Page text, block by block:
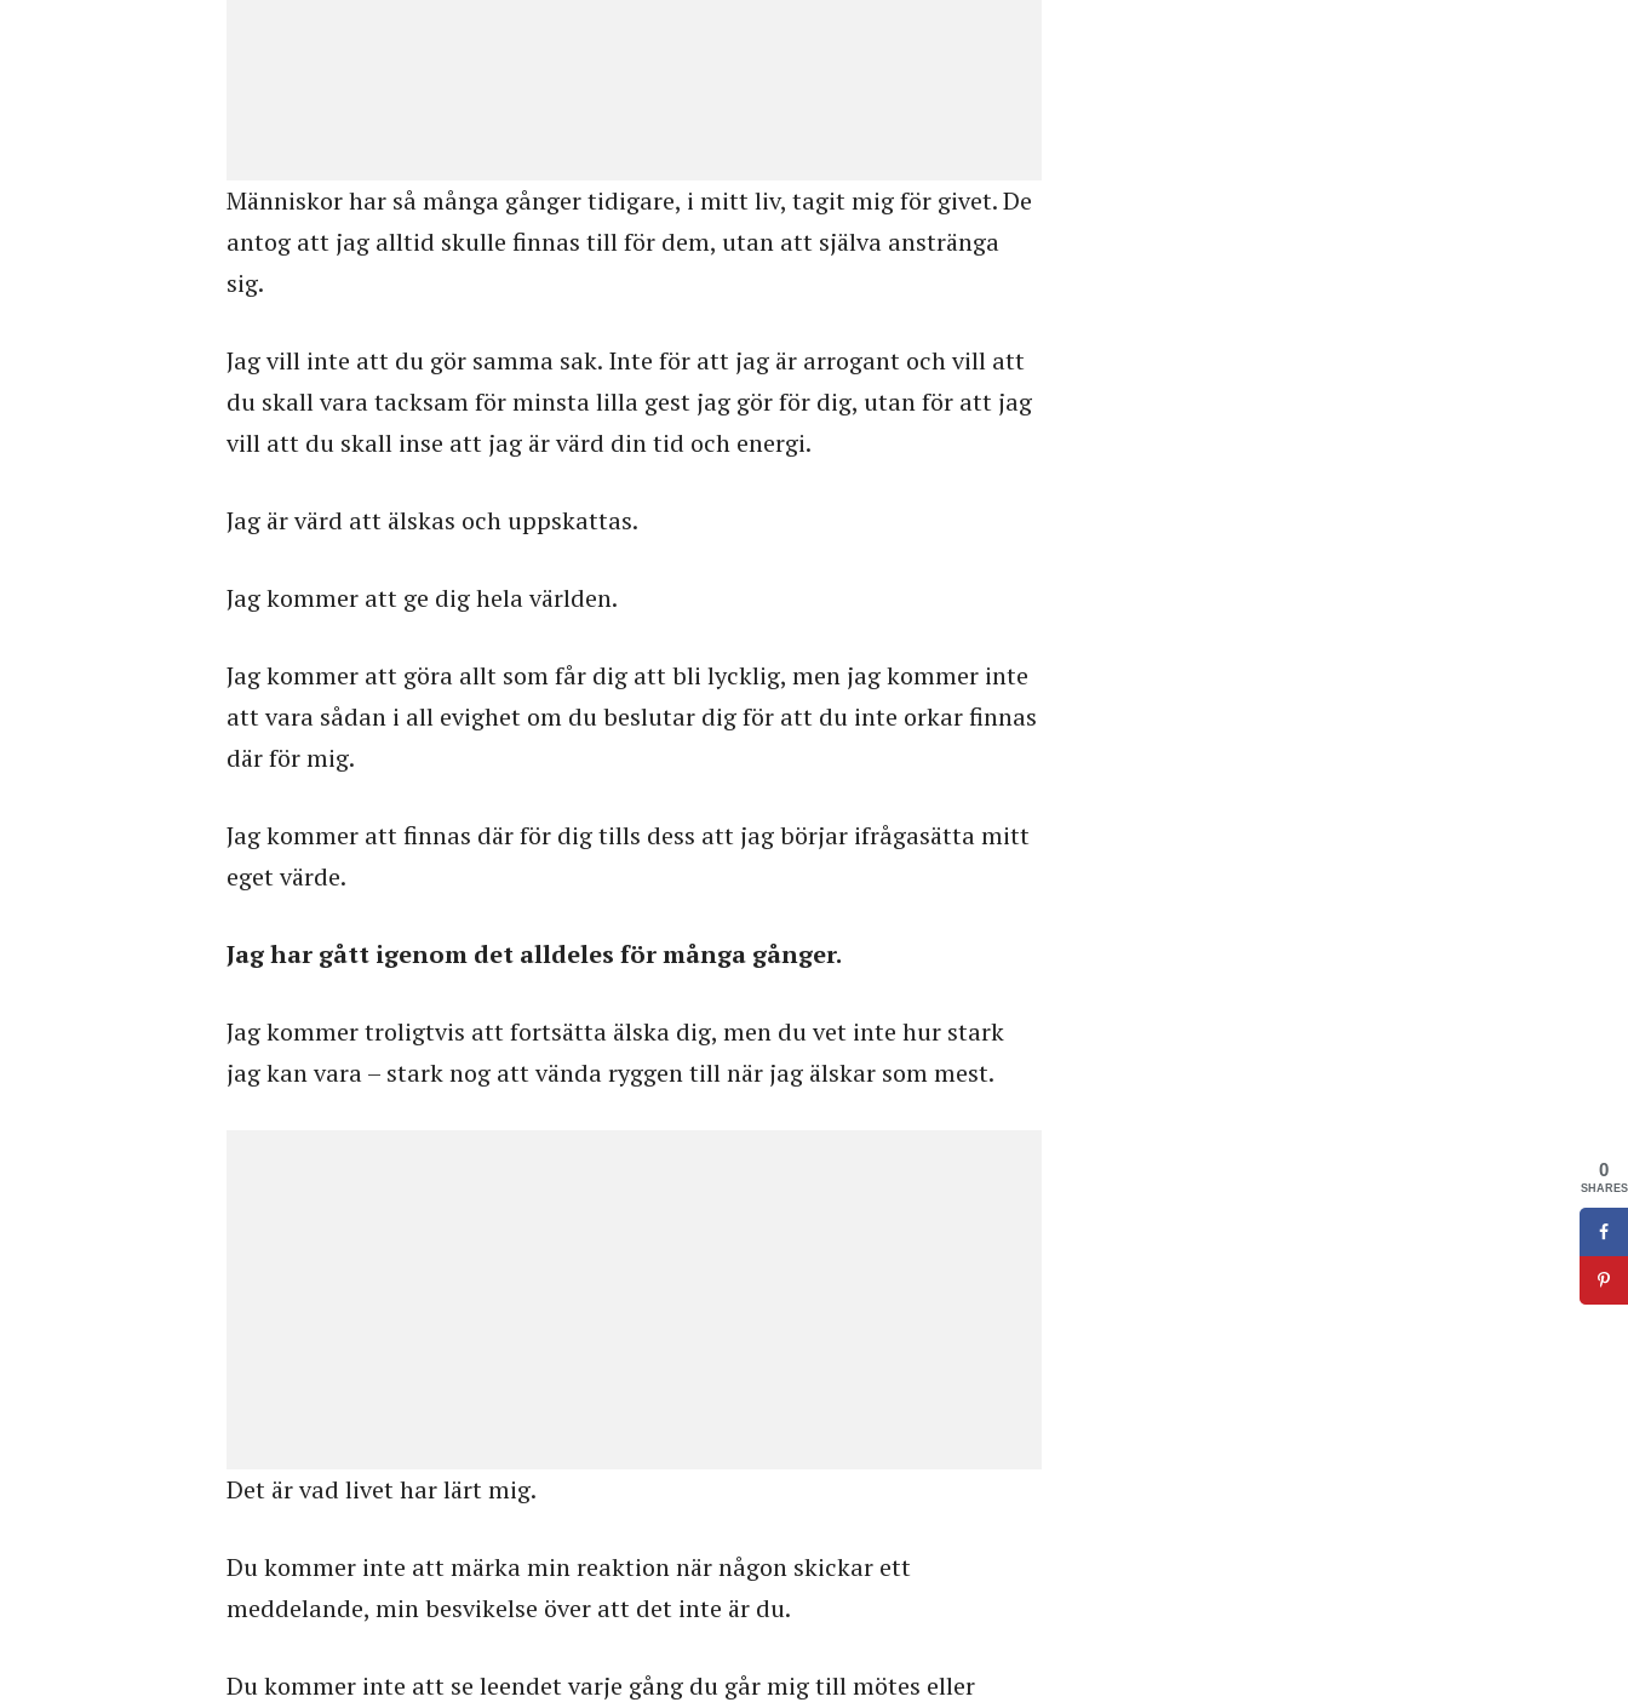
Människor har så många gånger tidigare, i mitt liv, tagit mig för givet. De
antog att jag alltid skulle finnas till för dem, utan att själva anstränga
sig.
Jag vill inte att du gör samma sak. Inte för att jag är arrogant och vill att
du skall vara tacksam för minsta lilla gest jag gör för dig, utan för att jag
vill att du skall inse att jag är värd din tid och energi.
Jag är värd att älskas och uppskattas.
Jag kommer att ge dig hela världen.
Jag kommer att göra allt som får dig att bli lycklig, men jag kommer inte
att vara sådan i all evighet om du beslutar dig för att du inte orkar finnas
där för mig.
Jag kommer att finnas där för dig tills dess att jag börjar ifrågasätta mitt
eget värde.
Jag har gått igenom det alldeles för många gånger.
Jag kommer troligtvis att fortsätta älska dig, men du vet inte hur stark
jag kan vara – stark nog att vända ryggen till när jag älskar som mest.
Det är vad livet har lärt mig.
Du kommer inte att märka min reaktion när någon skickar ett
meddelande, min besvikelse över att det inte är du.
Du kommer inte att se leendet varje gång du går mig till mötes eller
0
SHARES